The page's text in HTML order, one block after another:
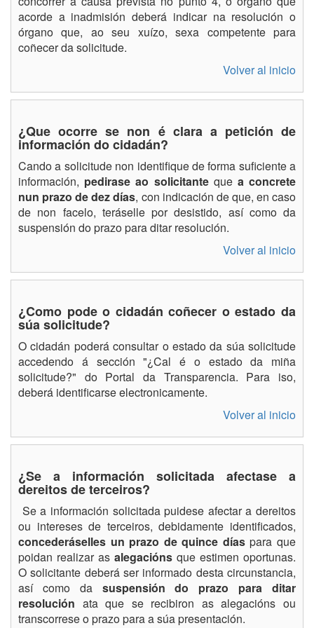
acorde a inadmisión deberá indicar na resolución o
órgano que, ao seu xuízo, sexa competente para
coñecer da solicitude.
Volver al inicio
¿Que ocorre se non é clara a petición de
información do cidadán?
Cando a solicitude non identifique de forma suficiente a
información, pedirase ao solicitante que a concrete
nun prazo de dez días, con indicación de que, en caso
de non facelo, teráselle por desistido, así como da
suspensión do prazo para ditar resolución.
Volver al inicio
¿Como pode o cidadán coñecer o estado da
súa solicitude?
O cidadán poderá consultar o estado da súa solicitude
accedendo á sección "¿Cal é o estado da miña
solicitude?" do Portal da Transparencia. Para iso,
deberá identificarse electronicamente.
Volver al inicio
¿Se a información solicitada afectase a
dereitos de terceiros?
Se a información solicitada puidese afectar a dereitos
ou intereses de terceiros, debidamente identificados,
concederáselles un prazo de quince díaspara que
poidan realizar as alegacións que estimen oportunas.
O solicitante deberá ser informado desta circunstancia,
así como da suspensión do prazo para ditar
resolución ata que se recibiron as alegacións ou
transcorrese o prazo para a súa presentación.